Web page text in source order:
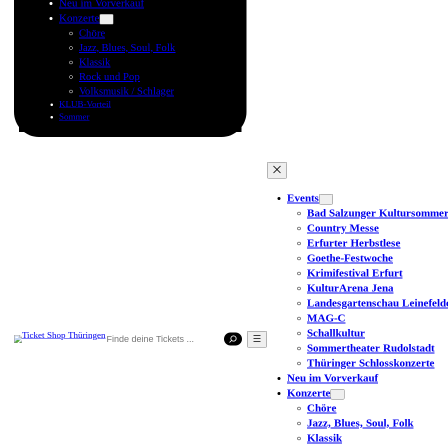
Neu im Vorverkauf
Konzerte
Chöre
Jazz, Blues, Soul, Folk
Klassik
Rock und Pop
Volksmusik / Schlager
KLUB-Vorteil
Sommer
Suchen
Events
Bad Salzunger
Country Messe
Erfurter Herbstlese
Goethe-Festwoche
Krimifestival Erfurt
KulturArena Jena
Landesgartenschau
MAG-C
Schallkultur
Sommertheater Rudolstadt
Thüringer Schlosskonzerte
Neu im Vorverkauf
Konzerte
Chöre
Jazz, Blues, Soul, Folk
Klassik